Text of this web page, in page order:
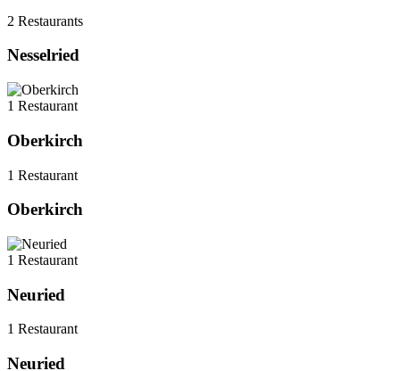
2 Restaurants
Nesselried
1 Restaurant
Oberkirch
1 Restaurant
Oberkirch
1 Restaurant
Neuried
1 Restaurant
Neuried